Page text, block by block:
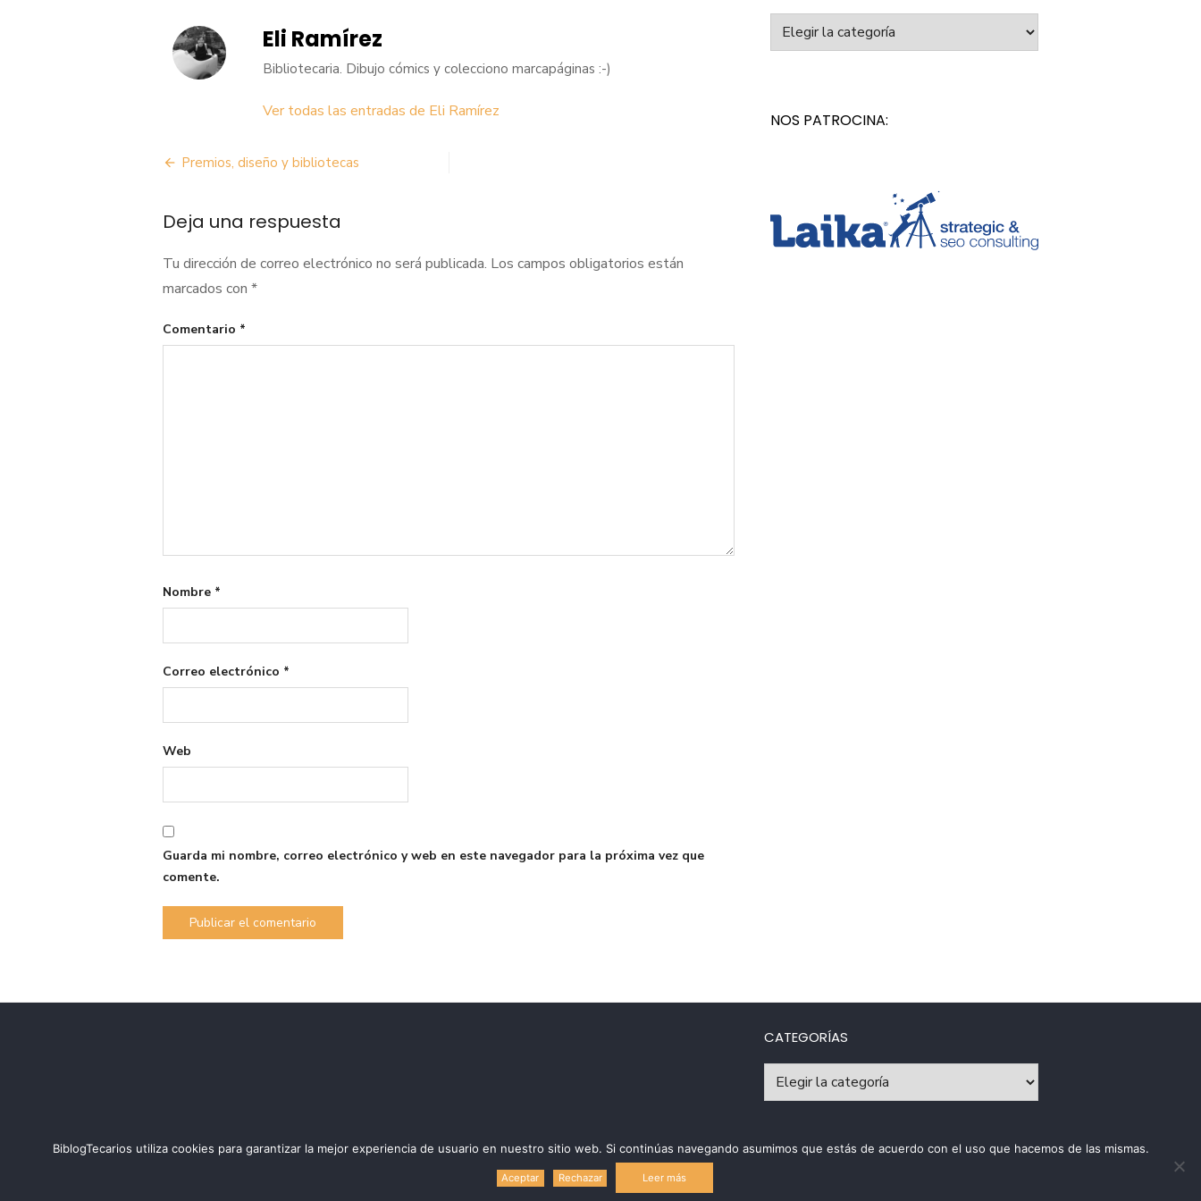
Eli Ramírez
Bibliotecaria. Dibujo cómics y colecciono marcapáginas :-)
Ver todas las entradas de Eli Ramírez
Navegación
entradas
Premios, diseño y bibliotecas
Deja una respuesta
Tu dirección de correo electrónico no será publicada. Los campos obligatorios están
marcados con *
Comentario *
Nombre *
Correo electrónico *
Web
Guarda mi nombre, correo electrónico y web en este navegador para la próxima vez que
comente.
NOS PATROCINA:
CATEGORÍAS
BiblogTecarios utiliza cookies para garantizar la mejor experiencia de usuario en nuestro sitio web. Si continúas navegando asumimos que estás de acuerdo con el uso que hacemos de las mismas.
Aceptar Rechazar Leer más